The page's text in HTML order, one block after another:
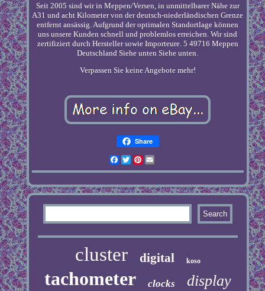
Seit 2005 sind wir in Meppen/Versen, in unmittelbarer Nähe zur
A31 und acht Kilometer von der deutsch-niederländischen Grenze
entfernt ansässig. Aufgrund der optimalen Standortlage können
uns unsere Kunden schnell und problemlos erreichen. Wir sind
zertifiziert durch Hersteller sowie Importeure. 5 49716 Meppen
Deutschland Siehe unten Siehe unten.
Verpassen Sie keine Angebote mehr!
Share
Facebook
TwitterPinterest
cluster digital koso
tachometer clocks display